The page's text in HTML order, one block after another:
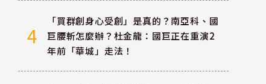
4
「買群創身心受創」是真的？南亞科、國
巨腰斬怎麼辦？杜金龍：國巨正在重演2
年前「華城」走法！